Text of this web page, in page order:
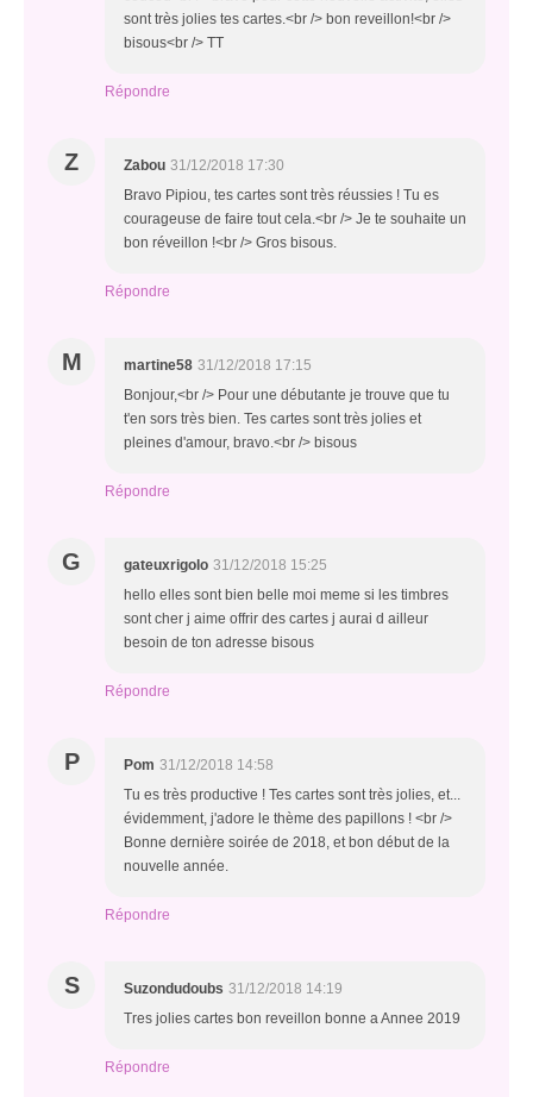
sont très jolies tes cartes.<br /> bon reveillon!<br />
bisous<br /> TT
Répondre
Z Zabou 31/12/2018 17:30
Bravo Pipiou, tes cartes sont très réussies ! Tu es
courageuse de faire tout cela.<br /> Je te souhaite un
bon réveillon !<br /> Gros bisous.
Répondre
M martine58 31/12/2018 17:15
Bonjour,<br /> Pour une débutante je trouve que tu
t'en sors très bien. Tes cartes sont très jolies et
pleines d'amour, bravo.<br /> bisous
Répondre
G gateuxrigolo 31/12/2018 15:25
hello elles sont bien belle moi meme si les timbres
sont cher j aime offrir des cartes j aurai d ailleur
besoin de ton adresse bisous
Répondre
P Pom 31/12/2018 14:58
Tu es très productive ! Tes cartes sont très jolies, et...
évidemment, j'adore le thème des papillons ! <br />
Bonne dernière soirée de 2018, et bon début de la
nouvelle année.
Répondre
S Suzondudoubs 31/12/2018 14:19
Tres jolies cartes bon reveillon bonne a Annee 2019
Répondre